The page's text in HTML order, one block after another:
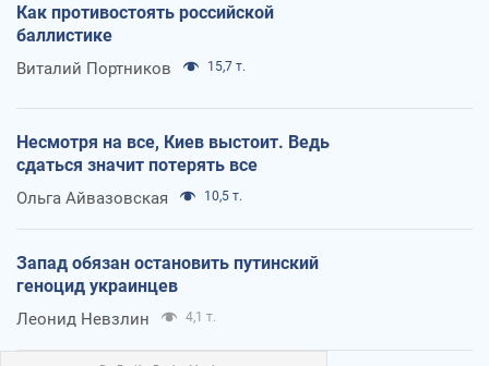
Как противостоять российской
баллистике
Виталий Портников 15,7 т.
Несмотря на все, Киев выстоит. Ведь
сдаться значит потерять все
Ольга Айвазовская 10,5 т.
Запад обязан остановить путинский
геноцид украинцев
Леонид Невзлин 4,1 т.